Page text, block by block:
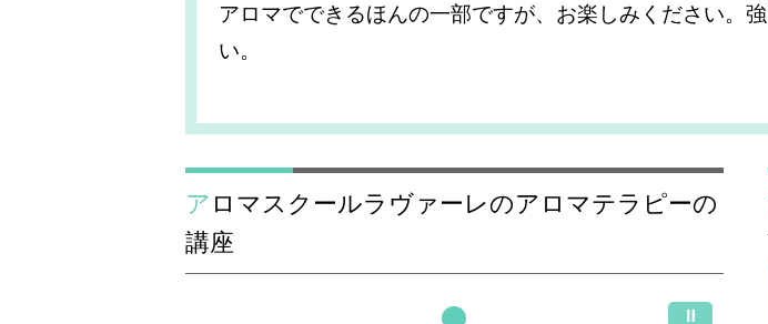
アロマでできるほんの一部ですが、お楽しみください。
い。
アロマスクールラヴァーレのアロマテラピーの
講座